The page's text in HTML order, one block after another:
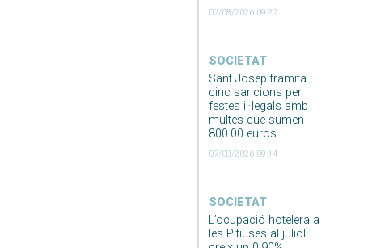
07/08/2026 09:27
SOCIETAT
Sant Josep tramita
cinc sancions per
festes il·legals amb
multes que sumen
800.00 euros
07/08/2026 09:14
SOCIETAT
L’ocupació hotelera a
les Pitiüses al juliol